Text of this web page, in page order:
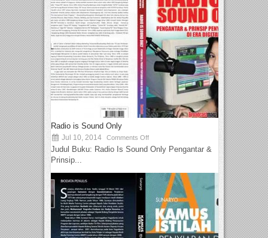
Radio is Sound Only
Jul 10, 2014 Comments Off
Judul Buku: Radio Is Sound Only Pengantar &
Prinsip...